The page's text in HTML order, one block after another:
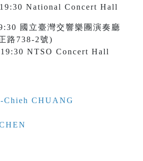
National Concert Hall
國立臺灣交響樂團演奏廳
路738-2號)
NTSO Concert Hall
Chieh CHUANG